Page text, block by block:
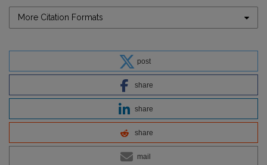
More Citation Formats
post
share
share
share
mail